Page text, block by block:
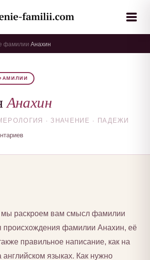
фамилии Анахин
Анахин
· ЗНАЧЕНИЕ · ПАДЕЖИ
мы раскроем вам смысл фамилии
происхождения фамилии Анахин, её
правильное написание, как на
английском языках. Как нужно